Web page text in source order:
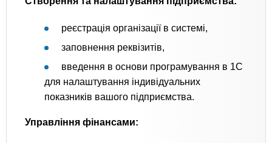
реєстрація організації в системі,
заповнення реквізитів,
введення в основи програмування в 1С
для налаштування індивідуальних
показників вашого підприємства.
Управління фінансами: